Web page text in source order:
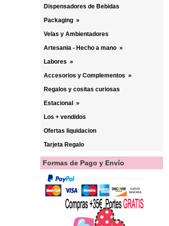
Dispensadores de Bebidas
Packaging »
Velas y Ambientadores
Artesania - Hecho a mano »
Labores »
Accesorios y Complementos »
Regalos y cositas curiosas
Estacional
»
Los + vendidos
Ofertas liquidacion
Tarjeta Regalo
Formas de Pago y Envío